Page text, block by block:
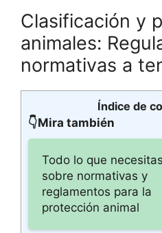
Clasificación y
animales:
normativas a
Índice de
👇Mira también
Todo lo que
sobre normativas y
reglamentos para la
protección animal